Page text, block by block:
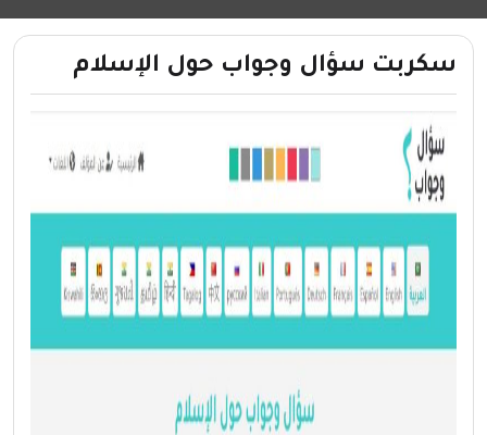
سكربت سؤال وجواب حول الإسلام